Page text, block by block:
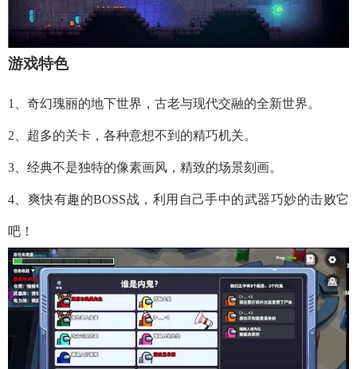
游戏特色
1、奇幻瑰丽的地下世界，古老与现代交融的全新世界。
2、超多的关卡，各种意想不到的精巧机关。
3、经典不是独特的像素画风，精致的场景刻画。
4、爽快有趣的BOSS战，利用自己手中的武器巧妙的击败它
吧！